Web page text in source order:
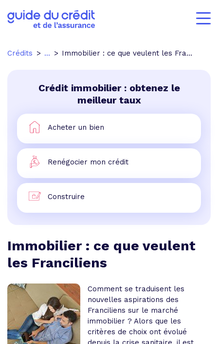
Crédits ... Immobilier : ce que veulent les Franciliens
Crédit immobilier : obtenez le
meilleur taux
Acheter un bien
Renégocier mon crédit
Construire
Immobilier : ce que veulent
les Franciliens
Comment se traduisent les
nouvelles aspirations des
Franciliens sur le marché
immobilier ? Alors que les
critères de choix ont évolué